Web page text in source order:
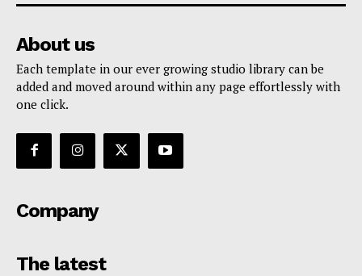
About us
Each template in our ever growing studio library can be
added and moved around within any page effortlessly with
one click.
Company
The latest